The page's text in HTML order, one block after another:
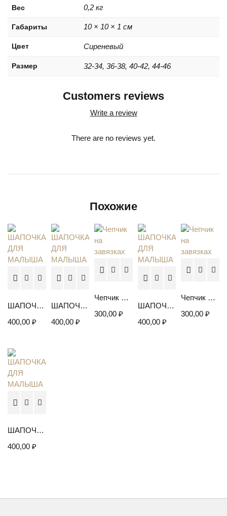
Вес 0,2 кг
Габариты 10 × 10 × 1 см
Цвет Сиреневый
Размер 32-34, 36-38, 40-42, 44-46
Customers reviews
Write a review
There are no reviews yet.
Похожие
ШАПОЧКА ДЛЯ МАЛЫША
400,00 ₽
ШАПОЧКА ДЛЯ МАЛЫША
400,00 ₽
Чепчик на завязках
300,00₽
ШАПОЧКА ДЛЯ МАЛЫША
400,00 ₽
Чепчик на завязках
300,00₽
ШАПОЧКА ДЛЯ МАЛЫША
400,00 ₽